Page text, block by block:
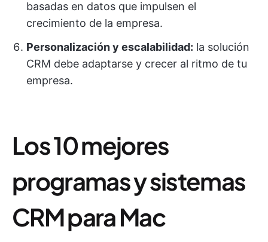
basadas en datos que impulsen el
crecimiento de la empresa.
Personalización y escalabilidad: la solución
CRM debe adaptarse y crecer al ritmo de tu
empresa.
Los 10 mejores
programas y sistemas
CRM para Mac